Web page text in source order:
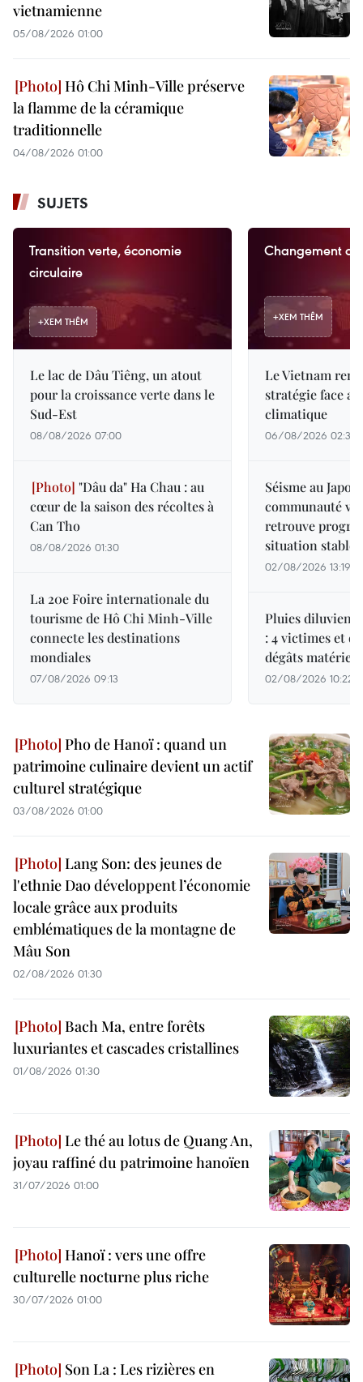
vietnamienne
05/08/2026 01:00
Hô Chi Minh-Ville préserve
la flamme de la céramique
traditionnelle
04/08/2026 01:00
SUJETS
Transition verte, économie
circulaire
+XEM THÊM
Le lac de Dâu Tiêng, un atout
pour la croissance verte dans le
Sud-Est
08/08/2026 07:00
"Dâu da" Ha Chau : au
cœur de la saison des récoltes à
Can Tho
08/08/2026 01:30
La 20e Foire internationale du
tourisme de Hô Chi Minh-Ville
connecte les destinations
mondiales
07/08/2026 09:13
Changement
+XEM THÊM
Le Vietnam
stratégie face
climatique
06/08/2026 02:37
Séisme au
communauté
retrouve
situation stable
02/08/2026 13:19
Pluies
: 4 victimes et
dégâts matériels
02/08/2026 10:22
Pho de Hanoï : quand un
patrimoine culinaire devient un actif
culturel stratégique
03/08/2026 01:00
Lang Son: des jeunes de
l'ethnie Dao développent l’économie
locale grâce aux produits
emblématiques de la montagne de
Mâu Son
02/08/2026 01:30
Bach Ma, entre forêts
luxuriantes et cascades cristallines
01/08/2026 01:30
Le thé au lotus de Quang An,
joyau raffiné du patrimoine hanoïen
31/07/2026 01:00
Hanoï : vers une offre
culturelle nocturne plus riche
30/07/2026 01:00
Son La : Les rizières en